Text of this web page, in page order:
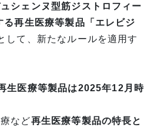
シェンヌ型筋ジストロフィー
る再生医療等製品「エレビジ
して、新たなルールを適用す
生医療等製品は2025年12月時
など再生医療等製品の特長と